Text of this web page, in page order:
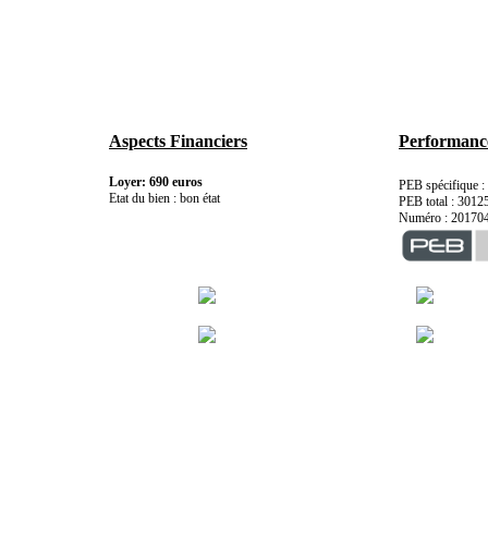
Aspects Financiers
Loyer: 690 euros
Etat du bien : bon état
PEB spécifique
PEB total :
Numéro :